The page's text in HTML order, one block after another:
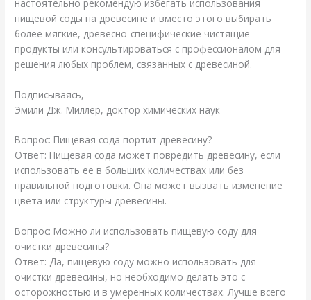
настоятельно рекомендую избегать использования
пищевой соды на древесине и вместо этого выбирать
более мягкие, древесно-специфические чистящие
продукты или консультироваться с профессионалом для
решения любых проблем, связанных с древесиной.
Подписываясь,
Эмили Дж. Миллер, доктор химических наук
Вопрос: Пищевая сода портит древесину?
Ответ: Пищевая сода может повредить древесину, если
использовать ее в больших количествах или без
правильной подготовки. Она может вызвать изменение
цвета или структуры древесины.
Вопрос: Можно ли использовать пищевую соду для
очистки древесины?
Ответ: Да, пищевую соду можно использовать для
очистки древесины, но необходимо делать это с
осторожностью и в умеренных количествах. Лучше всего